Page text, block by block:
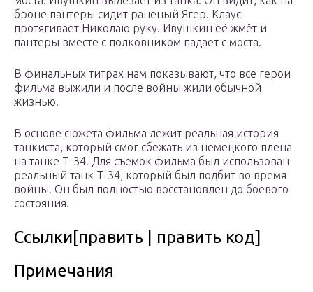
броне пантеры сидит раненый Ягер. Клаус
протягивает Николаю руку. Ивушкин её жмёт и
пантеры вместе с полковником падает с моста.
В финальных титрах нам показывают, что все герои
фильма выжили и после войны жили обычной
жизнью.
В основе сюжета фильма лежит реальная история
танкиста, который смог сбежать из немецкого плена
на танке Т-34. Для съемок фильма был использован
реальный танк Т-34, который был подбит во время
войны. Он был полностью восстановлен до боевого
состояния.
Ссылки[править | править код]
Примечания